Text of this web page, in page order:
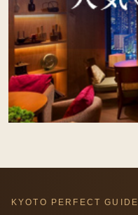
KYOTO PERFECT GUIDE